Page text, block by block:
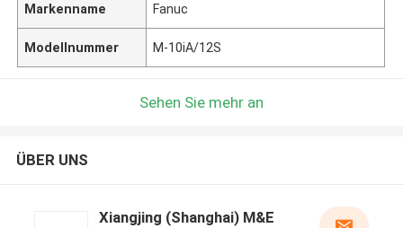
Markenname Fanuc
Modellnummer M-10iA/12S
Sehen Sie mehr an
ÜBER UNS
Xiangjing (Shanghai) M&E